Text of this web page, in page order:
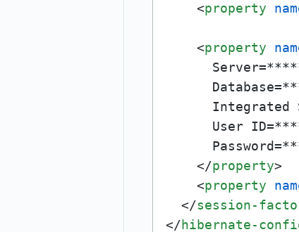
<property
<property
Integrated
User
</property>
<property
</session-
</hibernate-